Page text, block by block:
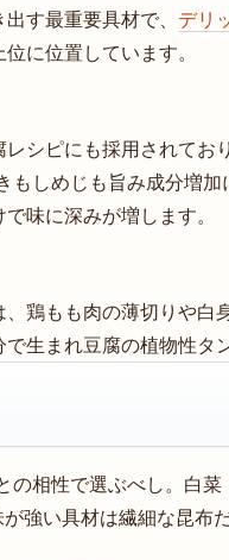
す最重要具材で、 デリ
に位置しています。
レシピにも採用されてお
もしめじも旨み成分増加
味に深みが増します。
鶏もも肉の薄切りや白
生まれ豆腐の植物性
の相性で選ぶべし。白
強い具材は繊細な昆布